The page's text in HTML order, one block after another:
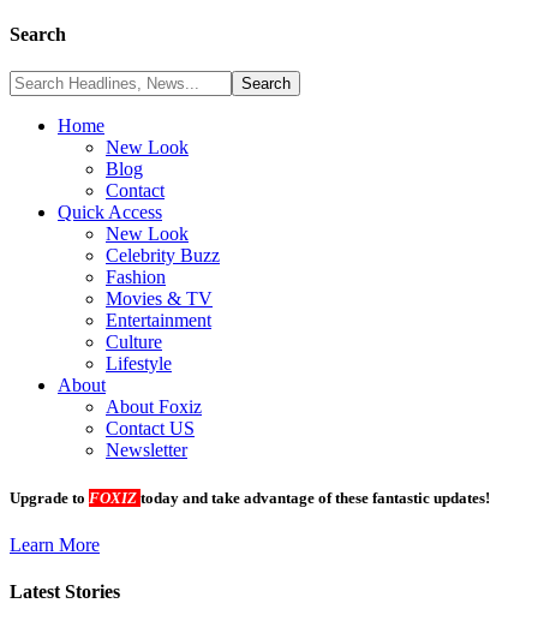
Search
Home
New Look
Blog
Contact
Quick Access
New Look
Celebrity Buzz
Fashion
Movies & TV
Entertainment
Culture
Lifestyle
About
About Foxiz
Contact US
Newsletter
Upgrade to FOXIZ today and take advantage of these fantastic updates!
Learn More
Latest Stories